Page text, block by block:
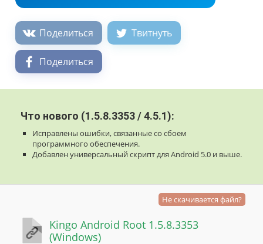
Поделиться Твитнуть
Поделиться
Что нового (1.5.8.3353 / 4.5.1):
Исправлены ошибки, связанные со сбоем
программного обеспечения.
Добавлен универсальный скрипт для Android 5.0 и выше.
Не скачивается файл?
Kingo Android Root 1.5.8.3353
(Windows)